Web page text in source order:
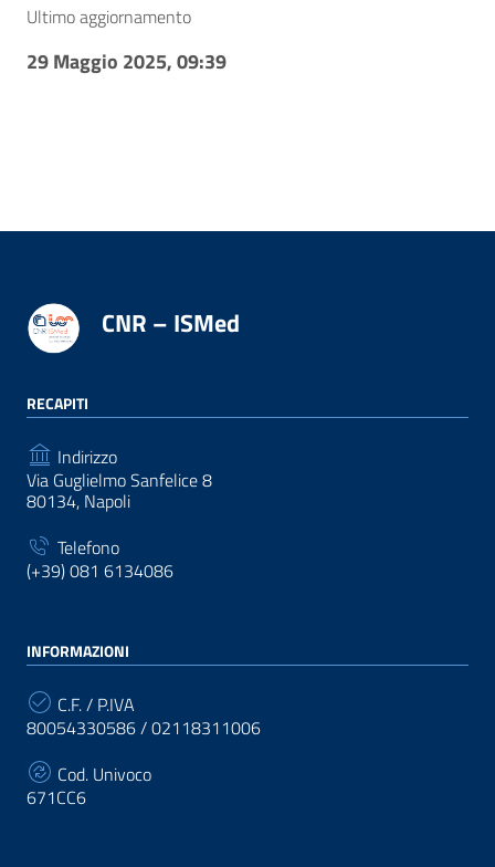
Ultimo aggiornamento
29 Maggio 2025, 09:39
CNR – ISMed
RECAPITI
Indirizzo
Via Guglielmo Sanfelice 8
80134, Napoli
Telefono
(+39) 081 6134086
INFORMAZIONI
C.F. / P.IVA
80054330586 / 02118311006
Cod. Univoco
671CC6